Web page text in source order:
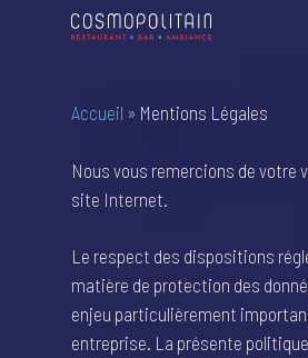
Accueil » Mentions Légales
Nous vous remercions de votre
site Internet.
Le respect des dispositions
matière de protection des
enjeu particulièrement
entreprise. La présente